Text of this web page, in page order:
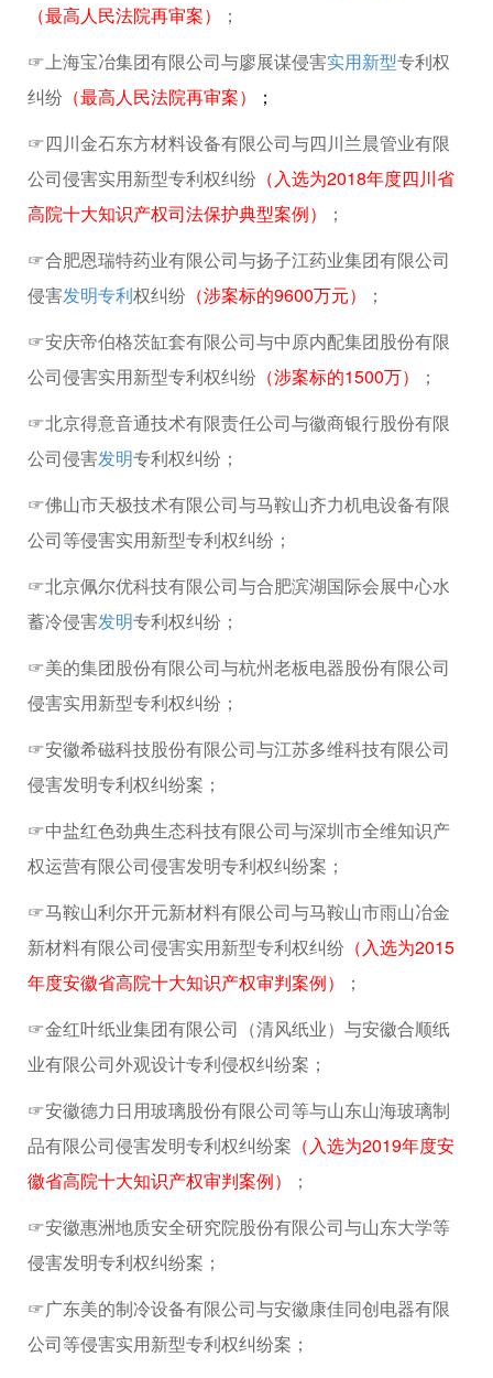
（最高人民法院再审案）
；
☞上海宝冶集团有限公司与廖展谋侵害实用新型专利权
纠纷 （最高人民法院再审案）
；
☞四川金石东方材料设备有限公司与四川兰晨管业有限
公司侵害实用新型专利权纠纷 （入选为2018年度四川省
高院十大知识产权司法保护典型案例）
；
☞合肥恩瑞特药业有限公司与扬子江药业集团有限公司
侵害发明专利权纠纷 （涉案标的9600万元）
；
☞安庆帝伯格茨缸套有限公司与中原内配集团股份有限
公司侵害实用新型专利权纠纷 （涉案标的1500万）
；
☞北京得意音通技术有限责任公司与徽商银行股份有限
公司侵害发明专利权纠纷；
☞佛山市天极技术有限公司与马鞍山齐力机电设备有限
公司等侵害实用新型专利权纠纷；
☞北京佩尔优科技有限公司与合肥滨湖国际会展中心水
蓄冷侵害发明专利权纠纷；
☞美的集团股份有限公司与杭州老板电器股份有限公司
侵害实用新型专利权纠纷；
☞安徽希磁科技股份有限公司与江苏多维科技有限公司
侵害发明专利权纠纷案；
☞中盐红色劲典生态科技有限公司与深圳市全维知识产
权运营有限公司侵害发明专利权纠纷案；
☞马鞍山利尔开元新材料有限公司与马鞍山市雨山冶金
新材料有限公司侵害实用新型专利权纠纷 （入选为2015
年度安徽省高院十大知识产权审判案例）
；
☞金红叶纸业集团有限公司（清风纸业）与安徽合顺纸
业有限公司外观设计专利侵权纠纷案；
☞安徽德力日用玻璃股份有限公司等与山东山海玻璃制
品有限公司侵害发明专利权纠纷案 （入选为2019年度安
徽省高院十大知识产权审判案例）
；
☞安徽惠洲地质安全研究院股份有限公司与山东大学等
侵害发明专利权纠纷案；
☞广东美的制冷设备有限公司与安徽康佳同创电器有限
公司等侵害实用新型专利权纠纷案；